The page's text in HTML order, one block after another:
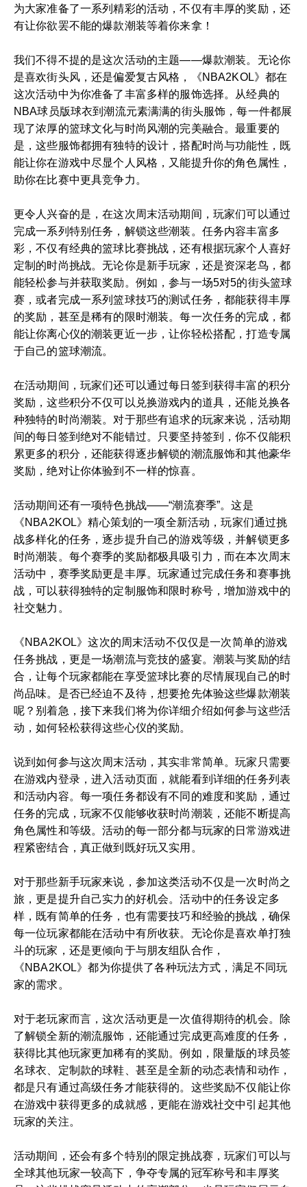
为大家准备了一系列精彩的活动，不仅有丰厚的奖励，还
有让你欲罢不能的爆款潮装等着你来拿！
我们不得不提的是这次活动的主题——爆款潮装。无论你
是喜欢街头风，还是偏爱复古风格，《NBA2KOL》都在
这次活动中为你准备了丰富多样的服饰选择。从经典的
NBA球员版球衣到潮流元素满满的街头服饰，每一件都展
现了浓厚的篮球文化与时尚风潮的完美融合。最重要的
是，这些服饰都拥有独特的设计，搭配时尚与功能性，既
能让你在游戏中尽显个人风格，又能提升你的角色属性，
助你在比赛中更具竞争力。
更令人兴奋的是，在这次周末活动期间，玩家们可以通过
完成一系列特别任务，解锁这些潮装。任务内容丰富多
彩，不仅有经典的篮球比赛挑战，还有根据玩家个人喜好
定制的时尚挑战。无论你是新手玩家，还是资深老鸟，都
能轻松参与并获取奖励。例如，参与一场5对5的街头篮球
赛，或者完成一系列篮球技巧的测试任务，都能获得丰厚
的奖励，甚至是稀有的限时潮装。每一次任务的完成，都
能让你离心仪的潮装更近一步，让你轻松搭配，打造专属
于自己的篮球潮流。
在活动期间，玩家们还可以通过每日签到获得丰富的积分
奖励，这些积分不仅可以兑换游戏内的道具，还能兑换各
种独特的时尚潮装。对于那些有追求的玩家来说，活动期
间的每日签到绝对不能错过。只要坚持签到，你不仅能积
累更多的积分，还能获得逐步解锁的潮流服饰和其他豪华
奖励，绝对让你体验到不一样的惊喜。
活动期间还有一项特色挑战——“潮流赛季”。这是
《NBA2KOL》精心策划的一项全新活动，玩家们通过挑
战多样化的任务，逐步提升自己的游戏等级，并解锁更多
时尚潮装。每个赛季的奖励都极具吸引力，而在本次周末
活动中，赛季奖励更是丰厚。玩家通过完成任务和赛事挑
战，可以获得独特的定制服饰和限时称号，增加游戏中的
社交魅力。
《NBA2KOL》这次的周末活动不仅仅是一次简单的游戏
任务挑战，更是一场潮流与竞技的盛宴。潮装与奖励的结
合，让每个玩家都能在享受篮球比赛的尽情展现自己的时
尚品味。是否已经迫不及待，想要抢先体验这些爆款潮装
呢？别着急，接下来我们将为你详细介绍如何参与这些活
动，如何轻松获得这些心仪的奖励。
说到如何参与这次周末活动，其实非常简单。玩家只需要
在游戏内登录，进入活动页面，就能看到详细的任务列表
和活动内容。每一项任务都设有不同的难度和奖励，通过
任务的完成，玩家不仅能够收获时尚潮装，还能不断提高
角色属性和等级。活动的每一部分都与玩家的日常游戏进
程紧密结合，真正做到既好玩又实用。
对于那些新手玩家来说，参加这类活动不仅是一次时尚之
旅，更是提升自己实力的好机会。活动中的任务设定多
样，既有简单的任务，也有需要技巧和经验的挑战，确保
每一位玩家都能在活动中有所收获。无论你是喜欢单打独
斗的玩家，还是更倾向于与朋友组队合作，
《NBA2KOL》都为你提供了各种玩法方式，满足不同玩
家的需求。
对于老玩家而言，这次活动更是一次值得期待的机会。除
了解锁全新的潮流服饰，还能通过完成更高难度的任务，
获得比其他玩家更加稀有的奖励。例如，限量版的球员签
名球衣、定制款的球鞋、甚至是全新的动态表情和动作，
都是只有通过高级任务才能获得的。这些奖励不仅能让你
在游戏中获得更多的成就感，更能在游戏社交中引起其他
玩家的关注。
活动期间，还会有多个特别的限定挑战赛，玩家们可以与
全球其他玩家一较高下，争夺专属的冠军称号和丰厚奖